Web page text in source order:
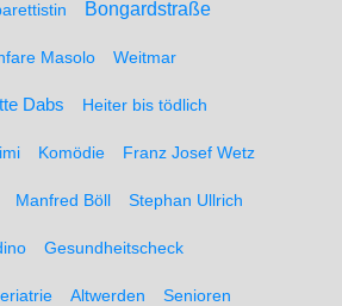
Bongardstraße
Masolo Weitmar
Dabs Heiter bis tödlich
Komödie Franz Josef Wetz
Manfred Böll Stephan Ullrich
Gesundheitscheck
Altwerden Senioren